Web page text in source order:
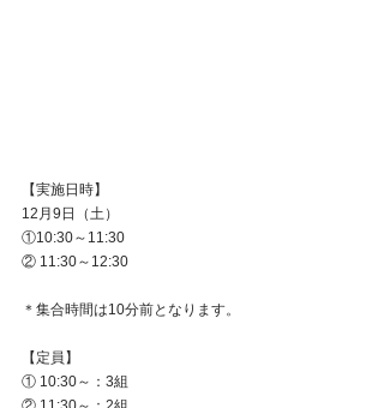
【実施日時】
12月9日（土）
①10:30～11:30
② 11:30～12:30
＊集合時間は10分前となります。
【定員】
① 10:30～：3組